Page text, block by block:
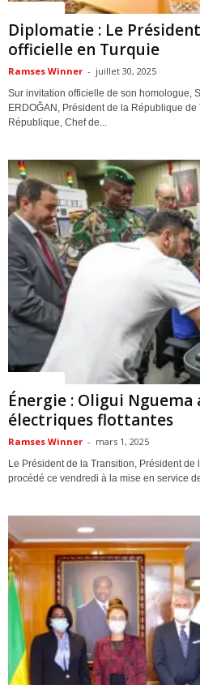
Diplomatie : Le
officielle en Turquie
Ramses Winner - juillet 30, 2025
Sur invitation officielle de son homologue,
ERDOĞAN, Président de la République
République, Chef de...
Énergie : Oligui
électriques flottantes
Ramses Winner - mars 1, 2025
Le Président de la Transition, Président
procédé ce vendredi à la mise en service